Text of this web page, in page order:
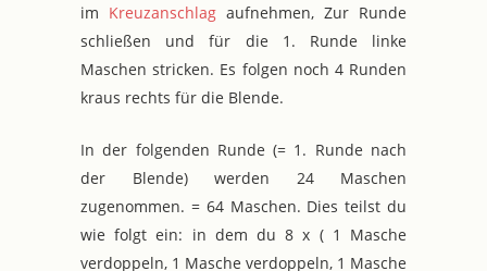
im Kreuzanschlag aufnehmen, Zur Runde
schließen und für die 1. Runde linke
Maschen stricken. Es folgen noch 4 Runden
kraus rechts für die Blende.
In der folgenden Runde (= 1. Runde nach
der Blende) werden 24 Maschen
zugenommen. = 64 Maschen. Dies teilst du
wie folgt ein: in dem du 8 x ( 1 Masche
verdoppeln, 1 Masche verdoppeln, 1 Masche